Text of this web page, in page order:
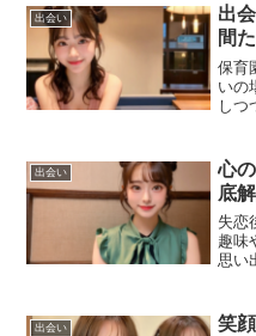
出会い
出
間
保育
いの
しつ
探し
出会い
心
底
失恋
趣味
思い
しょ
出会い
笑